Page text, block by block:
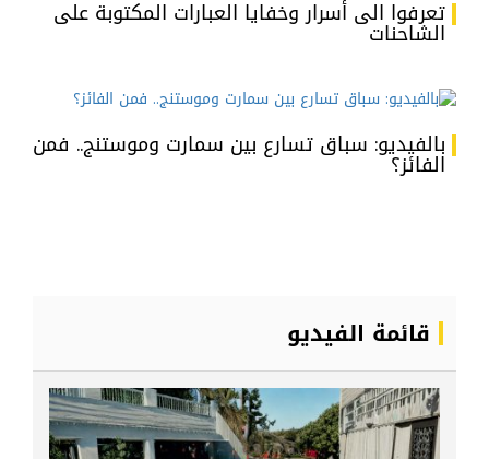
تعرفوا الى أسرار وخفايا العبارات المكتوبة على
الشاحنات
بالفيديو: سباق تسارع بين سمارت وموستنج.. فمن
الفائز؟
قائمة الفيديو